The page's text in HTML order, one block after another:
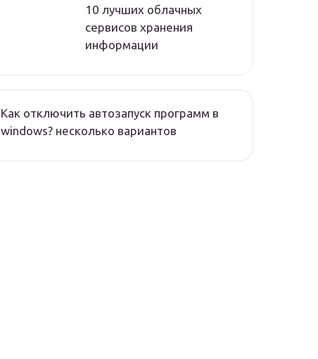
10 лучших облачных
сервисов хранения
информации
Как отключить автозапуск программ в
windows? несколько вариантов